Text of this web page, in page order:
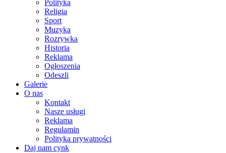
Polityka
Religia
Sport
Muzyka
Rozrywka
Historia
Reklama
Ogłoszenia
Odeszli
Galerie
O nas
Kontakt
Nasze usługi
Reklama
Regulamin
Polityka prywatności
Daj nam cynk